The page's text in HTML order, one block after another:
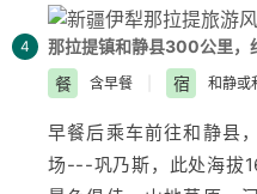
未开放，则此景点取消，
【小贴士】：
今天路程长，请自备小
保暖外套御寒。
雪景、林景、草景、花景
片“绿树鲜花遍山谷”的塞
自然，天山林海雪源消失
增高，气候、土壤、生
化，形成一条垂直景观
4 那拉提镇和静县300公里，
餐
含早餐 宿 和静或
早餐后乘车前往和静县
场---巩乃斯，此处海拔